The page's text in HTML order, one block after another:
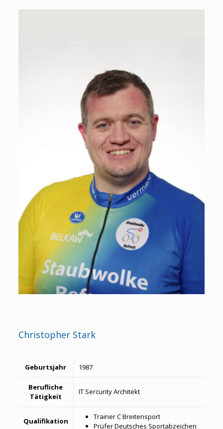
Christopher Stark
Geburtsjahr 1987
Berufliche
Tätigkeit
IT Sercurity Architekt
Qualifikation
Trainer C Breitensport
Prüfer Deutsches Sportabzeichen